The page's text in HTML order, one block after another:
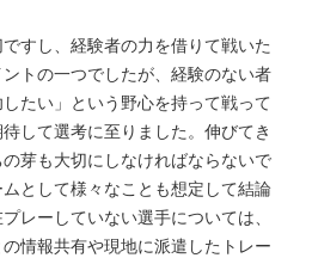
すし、経験者の力を借りて戦いた
トの一つでしたが、経験のない者
たい」という野心を持って戦って
して選考に至りました。伸びてき
芽も大切にしなければならないで
として様々なことも想定して結論
レーしていない選手については、
情報共有や現地に派遣したトレー